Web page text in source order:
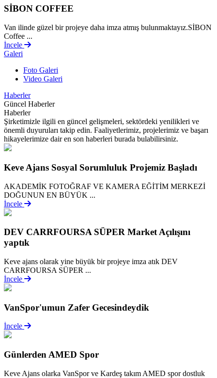
SİBON COFFEE
Van ilinde güzel bir projeye daha imza atmış bulunmaktayız.SİBON
Coffee ...
İncele
Galeri
Foto Galeri
Video Galeri
Haberler
Güncel Haberler
Haberler
Şirketimizle ilgili en güncel gelişmeleri, sektördeki yenilikleri ve
önemli duyuruları takip edin. Faaliyetlerimiz, projelerimiz ve başarı
hikayelerimize dair en son haberleri burada bulabilirsiniz.
Keve Ajans Sosyal Sorumluluk Projemiz Başladı
AKADEMİK FOTOĞRAF VE KAMERA EĞİTİM MERKEZİ
DOĞUNUN EN BÜYÜK ...
İncele
DEV CARRFOURSA SÜPER Market Açılışını
yaptık
Keve ajans olarak yine büyük bir projeye imza atık DEV
CARRFOURSA SÜPER ...
İncele
VanSpor'umun Zafer Gecesindeydik
İncele
Günlerden AMED Spor
Keve Ajans olarka VanSpor ve Kardeş takım AMED spor dostluk